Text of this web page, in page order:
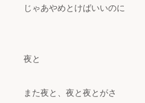
寄付につ
じゃあやめとけばいいのに
夜と
また夜と、夜と夜とがさ